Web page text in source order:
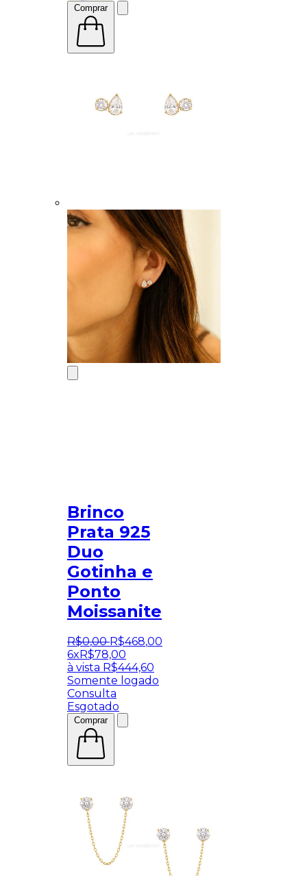
Comprar
Brinco
Prata 925
Duo
Gotinha e
Ponto
Moissanite
R$0,00 R$468,00
6xR$78,00
à vista R$444,60
Somente logado
Consulta
Esgotado
Comprar